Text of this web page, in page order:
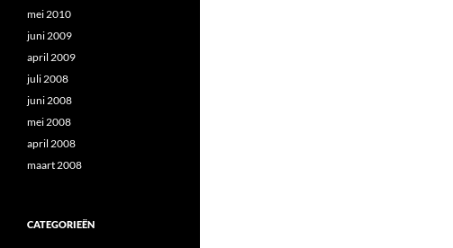
mei 2010
juni 2009
april 2009
juli 2008
juni 2008
mei 2008
april 2008
maart 2008
CATEGORIEËN